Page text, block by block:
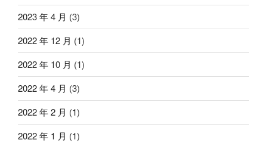
2023 年 4 月 (3)
2022 年 12 月 (1)
2022 年 10 月 (1)
2022 年 4 月 (3)
2022 年 2 月 (1)
2022 年 1 月 (1)